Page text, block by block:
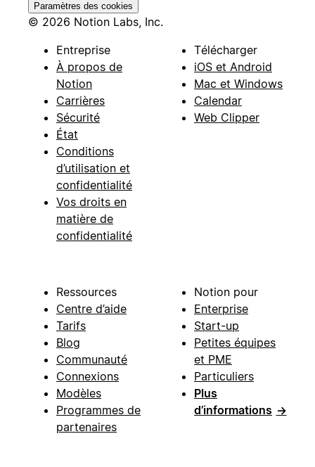
Paramètres des cookies
© 2026 Notion Labs, Inc.
Entreprise
À propos de
Notion
Carrières
Sécurité
État
Conditions
d’utilisation et
confidentialité
Vos droits en
matière de
confidentialité
Télécharger
iOS et Android
Mac et Windows
Calendar
Web Clipper
Ressources
Centre d’aide
Tarifs
Blog
Communauté
Connexions
Modèles
Programmes de
partenaires
Notion pour
Enterprise
Start-up
Petites équipes
et PME
Particuliers
Plus
d’informations →